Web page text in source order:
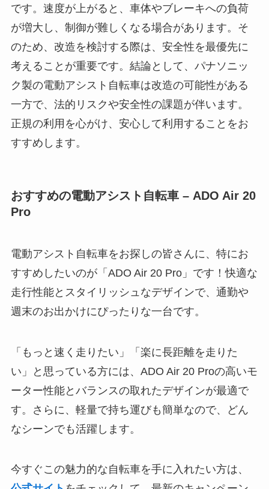
です。速度が上がると、車体やブレーキへの負荷
が増大し、制御が難しくなる場合があります。そ
のため、改造を検討する際は、安全性を最優先に
考えることが重要です。結論として、パナソニッ
ク製の電動アシスト自転車は改造の可能性がある
一方で、法的リスクや安全性の課題が伴います。
正規の利用を心がけ、安心して利用することをお
すすめします。
おすすめの電動アシスト自転車 – ADO Air 20
Pro
電動アシスト自転車をお探しの皆さんに、特にお
すすめしたいのが「ADO Air 20 Pro」です！快適な
走行性能とスタイリッシュなデザインで、通勤や
週末のお出かけにぴったりな一台です。
「もっと速く走りたい」「楽に長距離を走りた
い」と思っている方には、ADO Air 20 Proの高いモ
ーター性能とバランスの取れたデザインが最適で
す。さらに、軽量で持ち運びも簡単なので、どん
なシーンでも活躍します。
今すぐこの魅力的な自転車を手に入れたい方は、